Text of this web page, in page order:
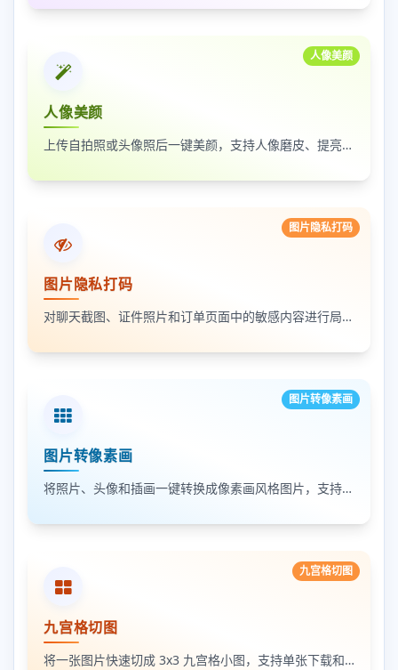
人像美颜
人像美颜
上传自拍照或头像照后一键美颜，支持人像磨皮、提亮和美颜强度调节，适合人物照片快速优化
图片隐私打码
图片隐私打码
对聊天截图、证件照片和订单页面中的敏感内容进行局部打码，支持多次框选和重复处理
图片转像素画
图片转像素画
将照片、头像和插画一键转换成像素画风格图片，支持调节像素颗粒度、输出倍率和导出格式
九宫格切图
九宫格切图
将一张图片快速切成 3x3 九宫格小图，支持单张下载和 ZIP 打包下载